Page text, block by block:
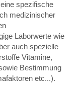
spezifische
medizinischer
Laborwerte wie
auch spezielle
Vitamine,
Bestimmung
etc...).